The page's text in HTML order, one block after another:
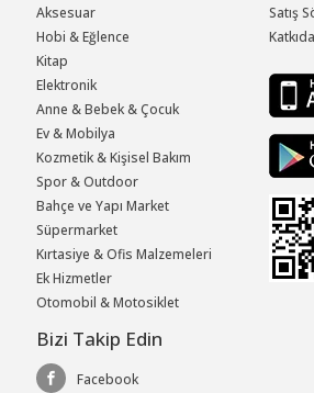
Aksesuar
Hobi & Eğlence
Kitap
Elektronik
Anne & Bebek & Çocuk
Ev & Mobilya
Kozmetik & Kişisel Bakım
Spor & Outdoor
Bahçe ve Yapı Market
Süpermarket
Kırtasiye & Ofis Malzemeleri
Ek Hizmetler
Otomobil & Motosiklet
Satış
Bizi Takip Edin
Facebook